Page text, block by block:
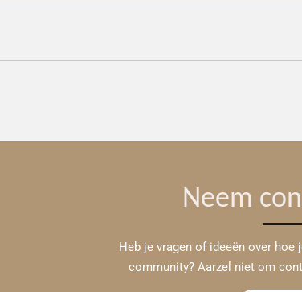
Neem
Heb je vragen of ideeën over hoe
community? Aarzel niet om